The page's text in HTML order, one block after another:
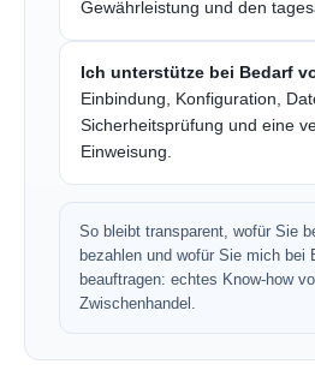
Gewährleistung und den
Ich unterstütze bei Bedarf
Einbindung, Konfiguration,
Sicherheitsprüfung und eine
Einweisung.
So bleibt transparent, wofür Sie
bezahlen und wofür Sie mich bei
beauftragen: echtes Know-how
Zwischenhandel.